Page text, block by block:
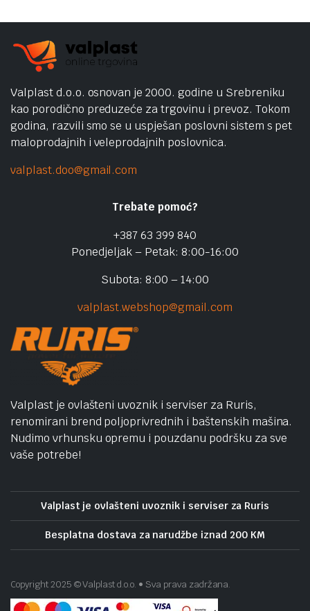
Valplast d.o.o. osnovan je 2000. godine u Srebreniku
kao porodično preduzeće za trgovinu i prevoz. Tokom
godina, razvili smo se u uspješan poslovni sistem s pet
maloprodajnih i veleprodajnih poslovnica.
valplast.doo@gmail.com
Trebate pomoć?
+387 63 399 840
Ponedjeljak – Petak: 8:00-16:00
Subota: 8:00 – 14:00
valplast.webshop@gmail.com
Valplast je ovlašteni uvoznik i serviser za Ruris,
renomirani brend poljoprivrednih i baštenskih mašina.
Nudimo vrhunsku opremu i pouzdanu podršku za sve
vaše potrebe!
Valplast je ovlašteni uvoznik i serviser za Ruris
Besplatna dostava za narudžbe iznad 200 KM
Copyright 2025 © Valplast d.o.o. • Sva prava zadržana.